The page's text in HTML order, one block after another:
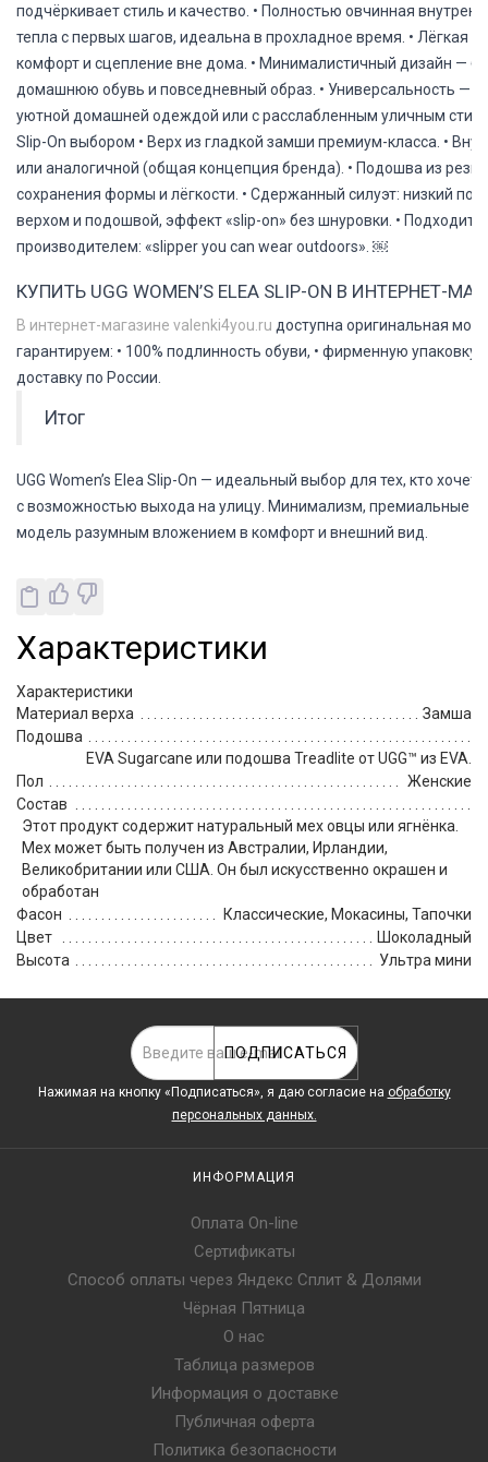
подчёркивает стиль и качество. • Полностью овчинная
тепла с первых шагов, идеальна в прохладное время. •
комфорт и сцепление вне дома. • Минималистичный дизайн —
домашнюю обувь и повседневный образ. • Универсальность —
уютной домашней одеждой или с расслабленным уличным
Slip-On выбором • Верх из гладкой замши премиум-класса. •
или аналогичной (общая концепция бренда). • Подошва из
сохранения формы и лёгкости. • Сдержанный силуэт: низкий
верхом и подошвой, эффект «slip-on» без шнуровки. • Подходит
производителем: «slipper you can wear outdoors». ￼
КУПИТЬ UGG WOMEN’S ELEA SLIP-ON В ИНТЕРНЕТ-
В интернет-магазине valenki4you.ru доступна оригинальная
гарантируем: • 100% подлинность обуви, • фирменную
доставку по России.
Итог
UGG Women’s Elea Slip-On — идеальный выбор для тех, кто
с возможностью выхода на улицу. Минимализм, премиальные
модель разумным вложением в комфорт и внешний вид.
Характеристики
Характеристики
Материал верха
Замша
Подошва
EVA Sugarcane или подошва Treadlite от UGG™ из EVA.
Пол
Женские
Состав
Этот продукт содержит натуральный мех овцы или ягнёнка.
Мех может быть получен из Австралии, Ирландии,
Великобритании или США. Он был искусственно окрашен и
обработан
Фасон
Классические, Мокасины, Тапочки
Цвет
Шоколадный
Высота
Ультра мини
ПОДПИСАТЬСЯ
Нажимая на кнопку «Подписаться», я даю cогласие на обработку
персональных данных.
ИНФОРМАЦИЯ
Оплата On-line
Сертификаты
Способ оплаты через Яндекс Сплит & Долями
Чёрная Пятница
О нас
Таблица размеров
Информация о доставке
Публичная оферта
Политика безопасности